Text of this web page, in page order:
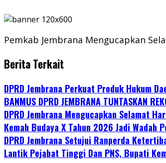
Pemkab Jembrana Mengucapkan
Berita Terkait
DPRD Jembrana Perkuat Produk Hukum
BANMUS DPRD JEMBRANA TUNTASKAN
DPRD Jembrana Mengucapkan Selamat
Kemah Budaya X Tahun 2026 Jadi Wadah
DPRD Jembrana Setujui Ranperda
Lantik Pejabat Tinggi Dan PNS, Bupati